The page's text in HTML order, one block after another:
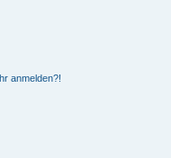
anmelden?!